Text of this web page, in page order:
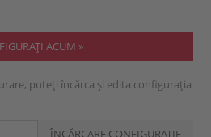
ACUM »
puteți încărca și edita configurația